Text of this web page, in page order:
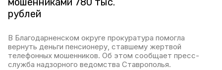
рублей
В Благодарненском округе прокуратура помогла
вернуть деньги пенсионеру, ставшему жертвой
телефонных мошенников. Об этом сообщает пресс-
служба надзорного ведомства Ставрополья.